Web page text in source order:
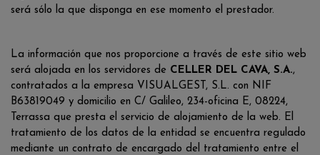
será sólo la que disponga en ese momento el prestador.
La información que nos proporcione a través de este sitio web
será alojada en los servidores de CELLER DEL CAVA, S.A.,
contratados a la empresa VISUALGEST, S.L. con NIF
B63819049 y domicilio en C/ Galileo, 234-oficina E, 08224,
Terrassa que presta el servicio de alojamiento de la web. El
tratamiento de los datos de la entidad se encuentra regulado
mediante un contrato de encargado del tratamiento entre el